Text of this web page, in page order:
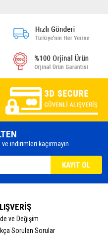
indirimleri kaçırmayın.
ve Değişim
Sorulan Sorular